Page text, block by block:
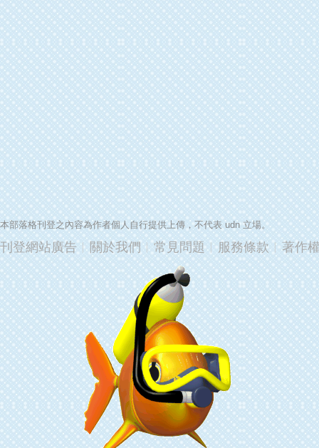
本部落格刊登之內容為作者個人自行提供上傳，不代表 udn 立場。
刊登網站廣告︱關於我們︱常見問題︱服務條款︱著作